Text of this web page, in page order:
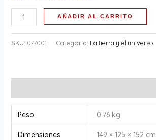
AÑADIR AL CARRITO
SKU: 077001 Categoría: La tierra y el universo
Peso 0.76 kg
Dimensiones 149 × 125 × 152 cm